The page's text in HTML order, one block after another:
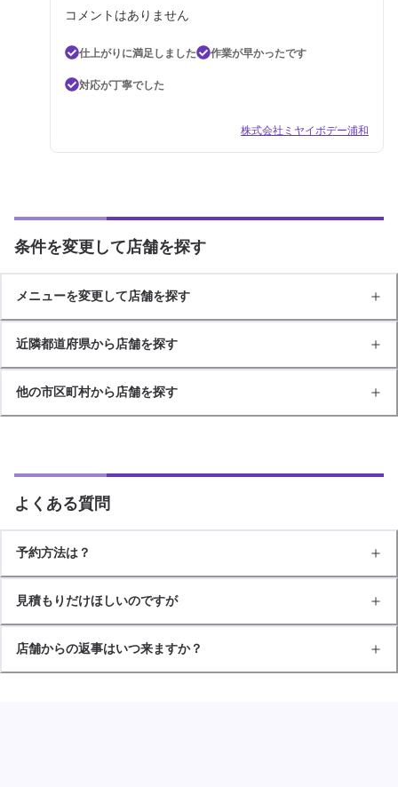
コメントはありません
仕上がりに満足しました
作業が早かったです
対応が丁寧でした
株式会社ミヤイボデー浦和
条件を変更して店舗を探す
メニューを変更して店舗を探す
近隣都道府県から店舗を探す
他の市区町村から店舗を探す
よくある質問
予約方法は？
見積もりだけほしいのですが
店舗からの返事はいつ来ますか？